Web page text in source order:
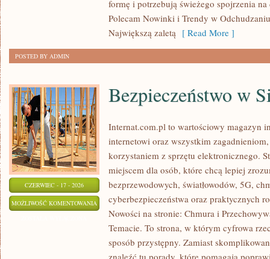
formę i potrzebują świeżego spojrzenia
Polecam Nowinki i Trendy w
Największą zaletą [ Read More ]
POSTED BY ADMIN
CZERWIEC - 17 - 2026
MOŻLIWOŚĆ KOMENTOWANIA BEZPIECZEŃSTWO
SIECI
Bezpieczeństwo w
Internat.com.pl to wartościowy magazyn
internetowi oraz wszystkim
korzystaniem z sprzętu elektronicznego.
miejscem dla osób, które chcą lepiej
bezprzewodowych, światłowodów, 5G,
cyberbezpieczeństwa oraz praktycznych
Nowości na stronie: Chmura i
Temacie. To strona, w którym cyfrowa
sposób przystępny. Zamiast
znaleźć tu porady, które pomagają